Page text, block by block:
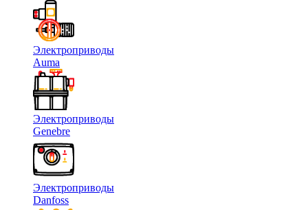
Электроприводы
Auma
Электроприводы
Genebre
Электроприводы
Danfoss